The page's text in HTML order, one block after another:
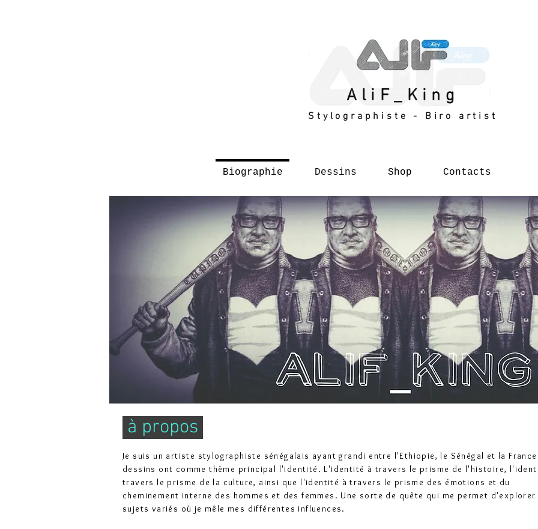
AliF_King
Stylographiste - Biro artist
Biographie Dessins Shop Contacts
à propos
Je suis un artiste stylographiste sénégalais ayant grandi entre l'Ethiopie, le Sénégal et la
dessins ont comme thème principal l'identité. L'identité à travers le prisme de l'histoire,
travers le prisme de la culture, ainsi que l'identité à travers le prisme des émotions et du
cheminement interne des hommes et des femmes. Une sorte de quête qui me permet
sujets variés où je mêle mes différentes influences.